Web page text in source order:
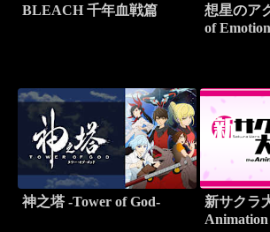
BLEACH 千年血戦篇
想星のア
of
神之塔 -Tower of God-
新サクラ
Animation